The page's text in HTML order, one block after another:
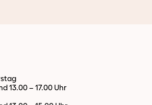
13.00 – 17.00 Uhr